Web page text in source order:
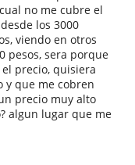
no me cubre el
los 3000
viendo en otros
pesos, sera porque
precio, quisiera
y que me cobren
precio muy alto
algun lugar que me